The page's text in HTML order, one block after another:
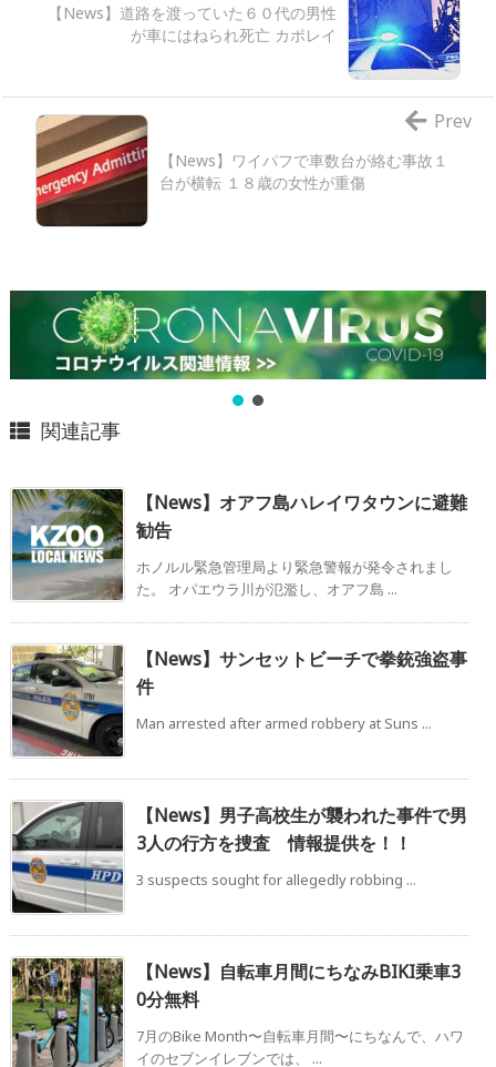
【News】道路を渡っていた６０代の男性
が車にはねられ死亡 カポレイ
【News】ワイパフで車数台が絡む事故１
台が横転 １８歳の女性が重傷
Prev
関連記事
【News】オアフ島ハレイワタウンに避難
勧告
ホノルル緊急管理局より緊急警報が発令されまし
た。 オパエウラ川が氾濫し、オアフ島 ...
【News】サンセットビーチで拳銃強盗事
件
Man arrested after armed robbery at Suns ...
【News】男子高校生が襲われた事件で男
3人の行方を捜査 情報提供を！！
3 suspects sought for allegedly robbing ...
【News】自転車月間にちなみBIKI乗車3
0分無料
7月のBike Month〜自転車月間〜にちなんで、ハワ
イのセブンイレブンでは、 ...